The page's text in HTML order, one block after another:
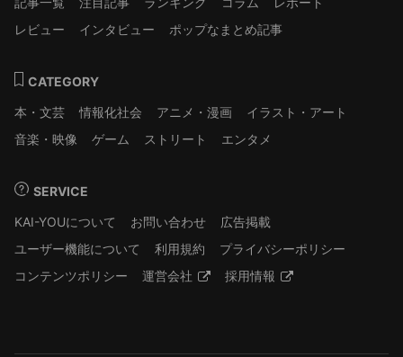
レビュー
インタビュー ポップなまとめ記事
CATEGORY
本・文芸
情報化社会 アニメ・漫画
イラスト・アート
音楽・映像
ゲーム ストリート エンタメ
SERVICE
KAI-YOUについて
お問い合わせ
広告掲載
ユーザー機能について
利用規約
プライバシーポリシー
コンテンツポリシー
運営会社 採用情報